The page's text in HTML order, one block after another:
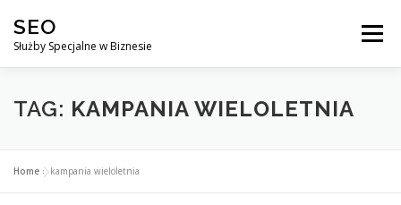
treści
SEO
Służby Specjalne w Biznesie
Menu
AGENCJA SEO CO ZYSKUJESZ ?
DLACZEGO WARTO?
TAG: KAMPANIA WIELOLETNIA
Home »kampania wieloletnia